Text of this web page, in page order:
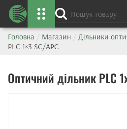
Головна / Магазин / Дільники
PLC 1×3 SC/APC
Оптичний дільник PLC